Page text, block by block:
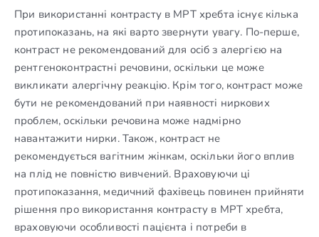
При використанні контрасту в МРТ хребта існує кілька
протипоказань, на які варто звернути увагу. По-перше,
контраст не рекомендований для осіб з алергією на
рентгеноконтрастні речовини, оскільки це може
викликати алергічну реакцію. Крім того, контраст може
бути не рекомендований при наявності ниркових
проблем, оскільки речовина може надмірно
навантажити нирки. Також, контраст не
рекомендується вагітним жінкам, оскільки його вплив
на плід не повністю вивчений. Враховуючи ці
протипоказання, медичний фахівець повинен прийняти
рішення про використання контрасту в МРТ хребта,
враховуючи особливості пацієнта і потреби в